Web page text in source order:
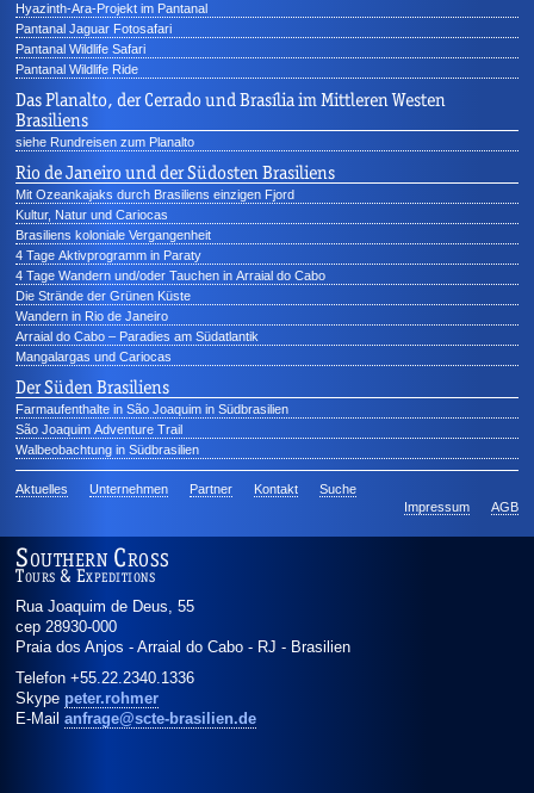
Hyazinth-Ara-Projekt im Pantanal
Pantanal Jaguar Fotosafari
Pantanal Wildlife Safari
Pantanal Wildlife Ride
Das Planalto, der Cerrado und Brasília im Mittleren Westen
Brasiliens
siehe Rundreisen zum Planalto
Rio de Janeiro und der Südosten Brasiliens
Mit Ozeankajaks durch Brasiliens einzigen Fjord
Kultur, Natur und Cariocas
Brasiliens koloniale Vergangenheit
4 Tage Aktivprogramm in Paraty
4 Tage Wandern und/oder Tauchen in Arraial do Cabo
Die Strände der Grünen Küste
Wandern in Rio de Janeiro
Arraial do Cabo – Paradies am Südatlantik
Mangalargas und Cariocas
Der Süden Brasiliens
Farmaufenthalte in São Joaquim in Südbrasilien
São Joaquim Adventure Trail
Walbeobachtung in Südbrasilien
Aktuelles Unternehmen Partner Kontakt
Suche
Impressum
AGB
Southern Cross
Tours & Expeditions
Rua Joaquim de Deus, 55
cep 28930-000
Praia dos Anjos - Arraial do Cabo - RJ - Brasilien
Telefon+55.22.2340.1336
Skype peter.rohmer
E-Mailanfrage@scte-brasilien.de